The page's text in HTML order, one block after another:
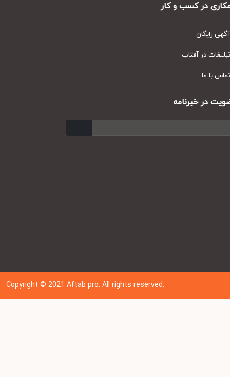
در کسب و کار
رایگان
در آفتاب
با ما
در خبرنامه
Copyright © 202 1Aftab pro. All rights reserved.